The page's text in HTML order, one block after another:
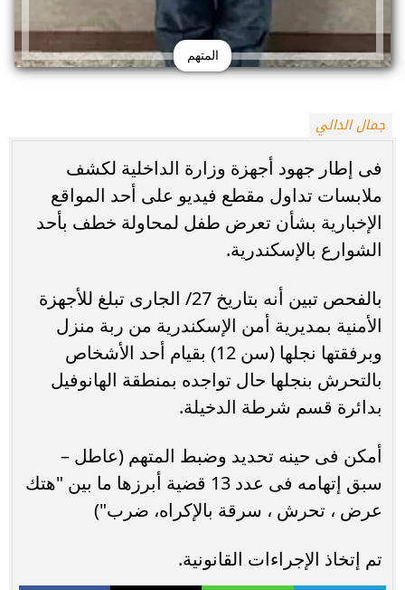
المتهم
جمال الدالي
فى إطار جهود أجهزة وزارة الداخلية لكشف
ملابسات تداول مقطع فيديو على أحد المواقع
الإخبارية بشأن تعرض طفل لمحاولة خطف بأحد
الشوارع بالإسكندرية.
بالفحص تبين أنه بتاريخ 27/ الجارى تبلغ للأجهزة
الأمنية بمديرية أمن الإسكندرية من ربة منزل
وبرفقتها نجلها (سن 12) بقيام أحد الأشخاص
بالتحرش بنجلها حال تواجده بمنطقة الهانوفيل
بدائرة قسم شرطة الدخيلة.
أمكن فى حينه تحديد وضبط المتهم (عاطل –
سبق إتهامه فى عدد 13 قضية أبرزها ما بين "هتك
عرض ، تحرش ، سرقة بالإكراه، ضرب")
تم إتخاذ الإجراءات القانونية.